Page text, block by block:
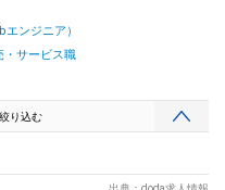
年で管理職へ昇格した実績も
評価でしっかりと還元いた
して、事業体制を急ピッチで
：会社の定
ンジニア）
・サービス職
り込む